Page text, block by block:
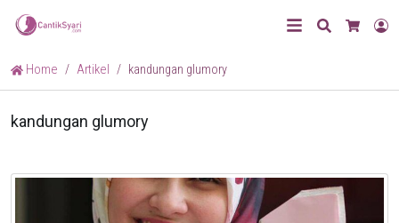
Search
Home Artikel kandungan glumory
kandungan glumory